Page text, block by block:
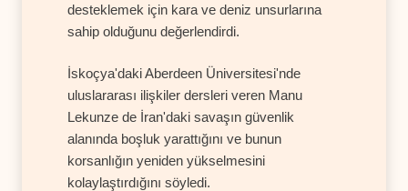
desteklemek için kara ve deniz unsurlarına
sahip olduğunu değerlendirdi.
İskoçya'daki Aberdeen Üniversitesi'nde
uluslararası ilişkiler dersleri veren Manu
Lekunze de İran'daki savaşın güvenlik
alanında boşluk yarattığını ve bunun
korsanlığın yeniden yükselmesini
kolaylaştırdığını söyledi.